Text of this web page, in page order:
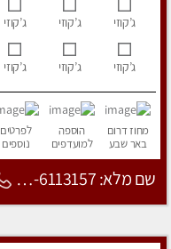
ג’קוזי ג’קוזי ג’קוזי
ג’קוזי ג’קוזי ג’קוזי
מחוז דרום
באר שבע
הוספה
למועדפים
לפרטים
נוספים
שם מלא: 053-6113157